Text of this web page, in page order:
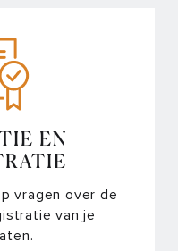
EN
vragen over de
van je